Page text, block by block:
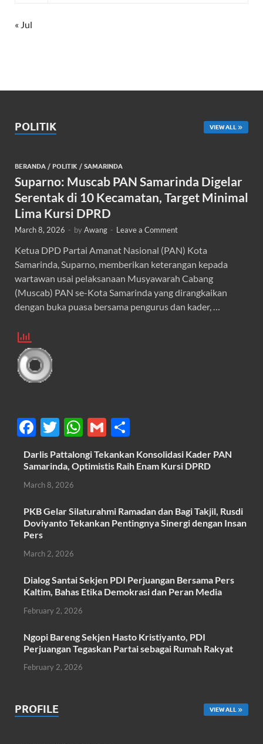
« Jul
POLITIK VIEW ALL
BERANDA / POLITIK / SAMARINDA
Suparno: Muscab PAN Samarinda Digelar
Serentak di 10 Kecamatan, Target Minimal
Lima Kursi DPRD
March 8, 2026 - byAwang - Leave a Comment
Ketua DPD Partai Amanat Nasional (PAN) Kota
Samarinda, Suparno, memberikan keterangan kepada
wartawan usai pelaksanaan Musyawarah Cabang
(Muscab) PAN se-Kota Samarinda yang dirangkaikan
dengan buka puasa bersama pengurus dan kader, …
F
ac
e
b
o
o
k
T
w
itt
er
W
h
at
A
p
G
m
ail
h
ar
Darlis Pattalongi Tekankan Konsolidasi Kader PAN
Samarinda, Optimistis Raih Enam Kursi DPRD
March 8, 2026
PKB Gelar Silaturahmi Ramadan dan Bagi Takjil, Rusdi
Doviyanto Tekankan Pentingnya Sinergi dengan Insan
Pers
March 2, 2026
Dialog Santai Sekjen PDI Perjuangan Bersama Pers
Kaltim, Bahas Etika Demokrasi dan Peran Media
February 2, 2026
Ngopi Bareng Sekjen Hasto Kristiyanto, PDI
Perjuangan Tegaskan Partai sebagai Rumah Rakyat
February 2, 2026
PROFILE VIEW ALL